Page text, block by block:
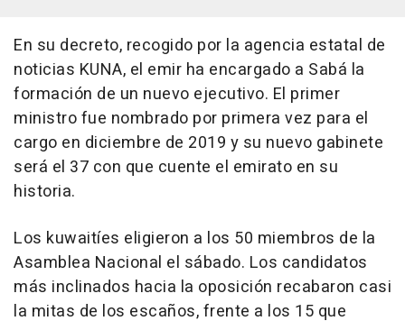
En su decreto, recogido por la agencia estatal de
noticias KUNA, el emir ha encargado a Sabá la
formación de un nuevo ejecutivo. El primer
ministro fue nombrado por primera vez para el
cargo en diciembre de 2019 y su nuevo gabinete
será el 37 con que cuente el emirato en su
historia.
Los kuwaitíes eligieron a los 50 miembros de la
Asamblea Nacional el sábado. Los candidatos
más inclinados hacia la oposición recabaron casi
la mitas de los escaños, frente a los 15 que